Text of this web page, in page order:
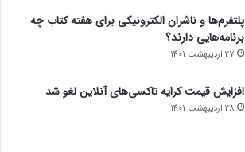
پلتفرم‌ها و ناشران الکترونیکی برای هفته کتاب چه
برنامه‌هایی دارند؟
27 اردیبهشت 1401
افزایش قیمت کرایه تاکسی‌های آنلاین لغو شد
28 اردیبهشت 1401